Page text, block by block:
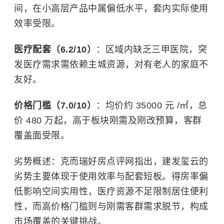
间，在小高层产品中属偏低水平，套内实际使用
效率受限。
医疗配套（6.2/10）
：区域内缺乏三甲医院，突
发医疗需求需依赖主城资源，对有老人的家庭不
友好。
价格门槛（7.0/10）
：均价约 35000 元 /㎡，总
价 480 万起，高于板块刚需及刚改预算，客群
覆盖面受限。
劣势概述：克而瑞好房点评网指出，建发玺云的
劣势主要体现于使用效率与配套短板。得房率偏
低影响空间实用性，医疗资源不足限制居住便利
性，而高价格门槛则与刚需客群需求脱节，构成
市场覆盖的关键挑战。